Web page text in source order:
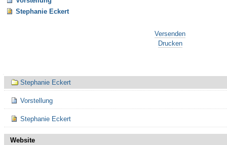
Stephanie Eckert
Versenden
Drucken
Navigation
Stephanie Eckert
Vorstellung
Stephanie Eckert
Website